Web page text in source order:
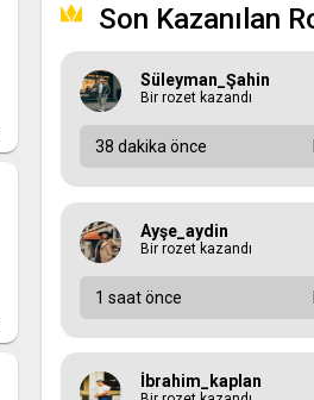
Son Kazanılan
Süleyman_Şahin
Bir rozet kazandı
38 dakika önce
Ayşe_aydin
Bir rozet kazandı
1 saat önce
İbrahim_kaplan